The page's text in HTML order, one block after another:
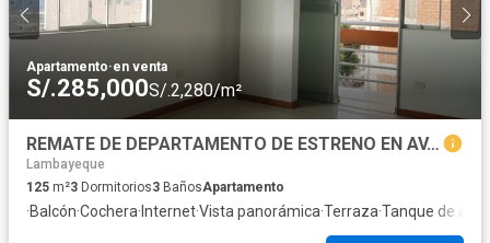
Apartamento·en venta
S/.285,000S/.2,280/m²
REMATE DE DEPARTAMENTO DE ESTRENO EN AV. LAS AMERICAS DE CHICLAYO
Lambayeque
125 m²3 Dormitorios3 BañosApartamento
·Balcón·Cochera· Internet·Vista panorámica·Terraza·Tanque de